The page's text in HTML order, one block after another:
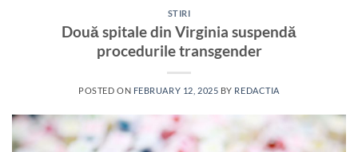
STIRI
Două spitale din Virginia suspendă
procedurile transgender
POSTED ON FEBRUARY 12, 2025 BY REDACTIA